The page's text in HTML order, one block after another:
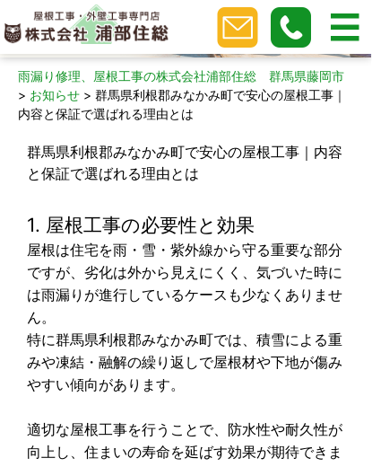
新着情報
雨漏り修理、屋根工事の株式会社浦部住総 群馬県藤岡市
> お知らせ > 群馬県利根郡みなかみ町で安心の屋根工事｜
内容と保証で選ばれる理由とは
群馬県利根郡みなかみ町で安心の屋根工事｜内容
と保証で選ばれる理由とは
1. 屋根工事の必要性と効果
屋根は住宅を雨・雪・紫外線から守る重要な部分
ですが、劣化は外から見えにくく、気づいた時に
は雨漏りが進行しているケースも少なくありませ
ん。
特に群馬県利根郡みなかみ町では、積雪による重
みや凍結・融解の繰り返しで屋根材や下地が傷み
やすい傾向があります。
適切な屋根工事を行うことで、防水性や耐久性が
向上し、住まいの寿命を延ばす効果が期待できま